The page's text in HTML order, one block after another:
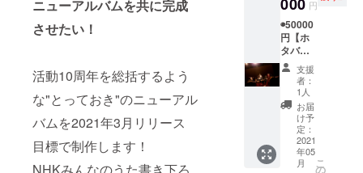
ニューアルバムを共に完成
させたい！
活動10周年を総括するよう
な"とっておき"のニューアル
バムを2021年3月リリース
目標で制作します！
NHKみんなのうた書き下ろ
の郵送
を予定
してお
りま
す。
にまで
参加で
きちゃ
う、 ホ
タバン
LOVEな
あなた
向けス
ペシャ
ルメモ
リアル
プラ
ン！
でホタ
バンメ
ンバー
と一緒
にレ
コー
ディン
グセッ
ション
を楽し
もう！
☆レ
コー
円
◉50000
円【ホ
タバン
プレミ
アム"生
ライ
ブ"プラ
ン】
（感染
対策を
しっか
りとっ
支援
者：
1人
お届
け予
定：
2021
年05
月
こ
の